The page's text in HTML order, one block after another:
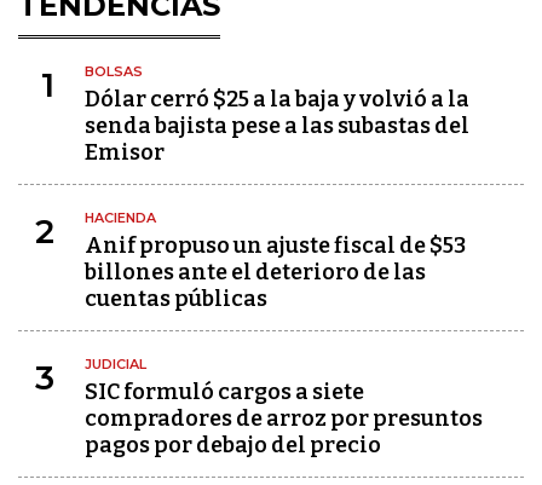
1 BOLSAS
Dólar cerró $25 a la baja y volvió a la
senda bajista pese a las subastas del
Emisor
2 HACIENDA
Anif propuso un ajuste fiscal de $53
billones ante el deterioro de las
cuentas públicas
3 JUDICIAL
SIC formuló cargos a siete
compradores de arroz por presuntos
pagos por debajo del precio